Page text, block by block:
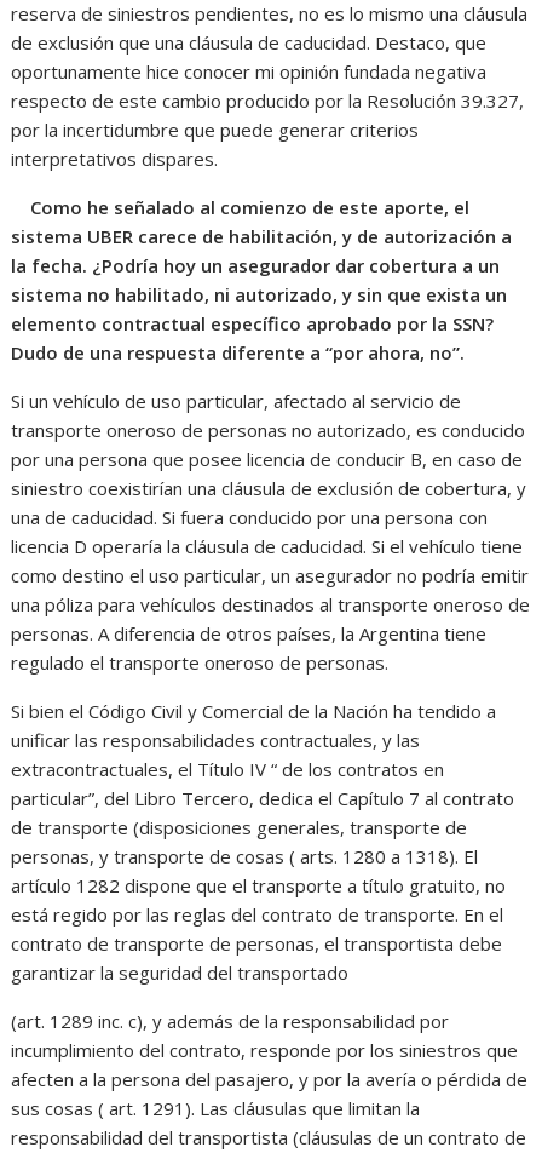
reserva de siniestros pendientes, no es lo mismo una cláusula
de exclusión que una cláusula de caducidad. Destaco, que
oportunamente hice conocer mi opinión fundada negativa
respecto de este cambio producido por la Resolución 39.327,
por la incertidumbre que puede generar criterios
interpretativos dispares.
Como he señalado al comienzo de este aporte, el
sistema UBER carece de habilitación, y de autorización a
la fecha. ¿Podría hoy un asegurador dar cobertura a un
sistema no habilitado, ni autorizado, y sin que exista un
elemento contractual específico aprobado por la SSN?
Dudo de una respuesta diferente a “por ahora, no”.
Si un vehículo de uso particular, afectado al servicio de
transporte oneroso de personas no autorizado, es conducido
por una persona que posee licencia de conducir B, en caso de
siniestro coexistirían una cláusula de exclusión de cobertura, y
una de caducidad. Si fuera conducido por una persona con
licencia D operaría la cláusula de caducidad. Si el vehículo tiene
como destino el uso particular, un asegurador no podría emitir
una póliza para vehículos destinados al transporte oneroso de
personas. A diferencia de otros países, la Argentina tiene
regulado el transporte oneroso de personas.
Si bien el Código Civil y Comercial de la Nación ha tendido a
unificar las responsabilidades contractuales, y las
extracontractuales, el Título IV “ de los contratos en
particular”, del Libro Tercero, dedica el Capítulo 7 al contrato
de transporte (disposiciones generales, transporte de
personas, y transporte de cosas ( arts. 1280 a 1318). El
artículo 1282 dispone que el transporte a título gratuito, no
está regido por las reglas del contrato de transporte. En el
contrato de transporte de personas, el transportista debe
garantizar la seguridad del transportado
(art. 1289 inc. c), y además de la responsabilidad por
incumplimiento del contrato, responde por los siniestros que
afecten a la persona del pasajero, y por la avería o pérdida de
sus cosas ( art. 1291). Las cláusulas que limitan la
responsabilidad del transportista (cláusulas de un contrato de